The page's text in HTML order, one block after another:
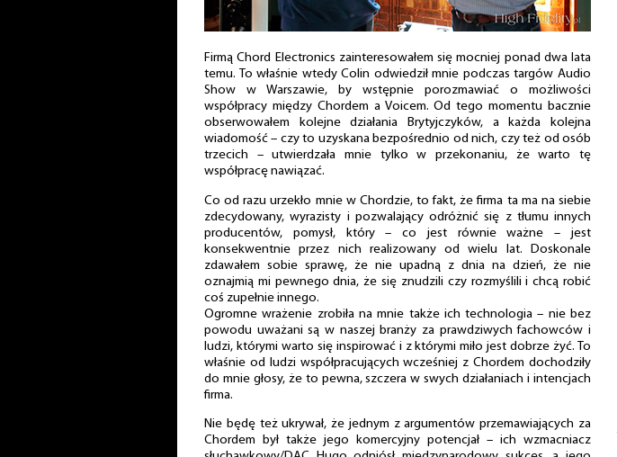
Firmą Chord Electronics zainteresowałem się mocniej ponad dwa lata
temu. To właśnie wtedy Colin odwiedził mnie podczas targów Audio
Show w Warszawie, by wstępnie porozmawiać o możliwości
współpracy między Chordem a Voicem. Od tego momentu bacznie
obserwowałem kolejne działania Brytyjczyków, a każda kolejna
wiadomość – czy to uzyskana bezpośrednio od nich, czy też od osób
trzecich – utwierdzała mnie tylko w przekonaniu, że warto tę
współpracę nawiązać.
Co od razu urzekło mnie w Chordzie, to fakt, że firma ta ma na siebie
zdecydowany, wyrazisty i pozwalający odróżnić się z tłumu innych
producentów, pomysł, który – co jest równie ważne – jest
konsekwentnie przez nich realizowany od wielu lat. Doskonale
zdawałem sobie sprawę, że nie upadną z dnia na dzień, że nie
oznajmią mi pewnego dnia, że się znudzili czy rozmyślili i chcą robić
coś zupełnie innego.
Ogromne wrażenie zrobiła na mnie także ich technologia – nie bez
powodu uważani są w naszej branży za prawdziwych fachowców i
ludzi, którymi warto się inspirować i z którymi miło jest dobrze żyć. To
właśnie od ludzi współpracujących wcześniej z Chordem dochodziły
do mnie głosy, że to pewna, szczera w swych działaniach i intencjach
firma.
Nie będę też ukrywał, że jednym z argumentów przemawiających za
Chordem był także jego komercyjny potencjał – ich wzmacniacz